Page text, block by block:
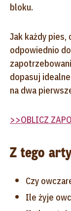
bloku.
Jak każdy
odpowiednio
dopasuj
na dwa
>>OBLICZ
Z tego
Czy
Ile żyje